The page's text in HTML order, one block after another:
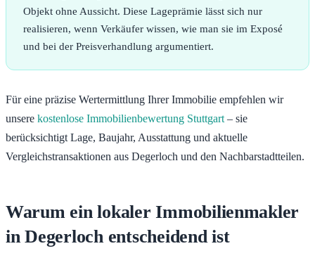
Objekt ohne Aussicht. Diese Lageprämie lässt sich nur
realisieren, wenn Verkäufer wissen, wie man sie im Exposé
und bei der Preisverhandlung argumentiert.
Für eine präzise Wertermittlung Ihrer Immobilie empfehlen wir
unsere kostenlose Immobilienbewertung Stuttgart – sie
berücksichtigt Lage, Baujahr, Ausstattung und aktuelle
Vergleichstransaktionen aus Degerloch und den Nachbarstadtteilen.
Warum ein lokaler Immobilienmakler
in Degerloch entscheidend ist